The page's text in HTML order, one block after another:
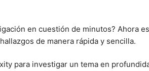
en cuestión de minutos? Ahora
de manera rápida y sencilla.
para investigar un tema en